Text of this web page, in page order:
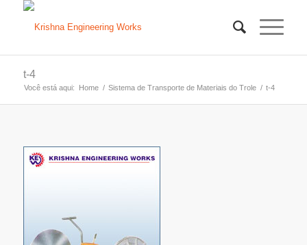
t-4
Você está aqui: Home / Sistema de Transporte de Materiais do Trole / t-4